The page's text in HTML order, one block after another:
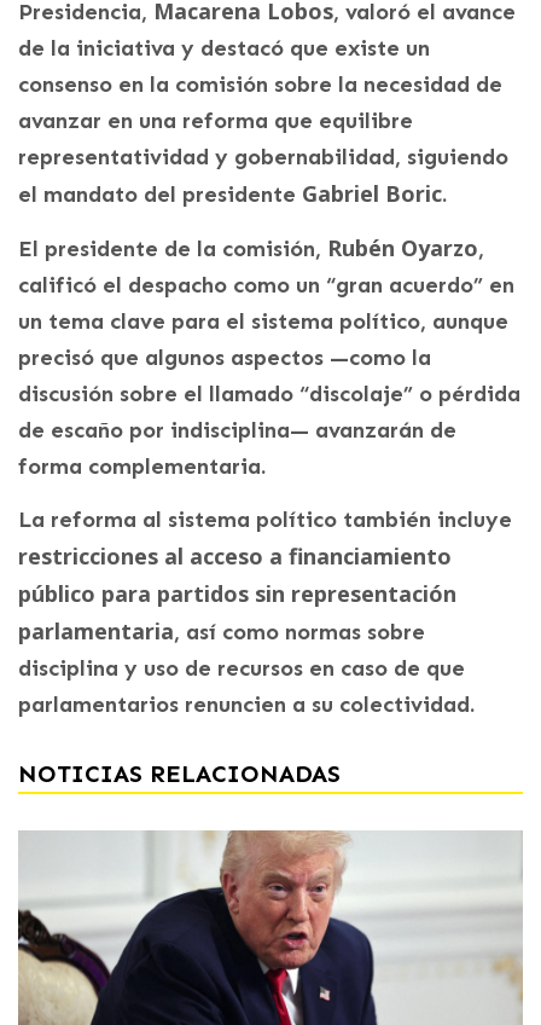
Presidencia, Macarena Lobos, valoró el avance
de la iniciativa y destacó que existe un
consenso en la comisión sobre la necesidad de
avanzar en una reforma que equilibre
representatividad y gobernabilidad, siguiendo
el mandato del presidente Gabriel Boric.
El presidente de la comisión, Rubén Oyarzo,
calificó el despacho como un “gran acuerdo” en
un tema clave para el sistema político, aunque
precisó que algunos aspectos —como la
discusión sobre el llamado “discolaje” o pérdida
de escaño por indisciplina— avanzarán de
forma complementaria.
La reforma al sistema político también incluye
restricciones al acceso a financiamiento
público para partidos sin representación
parlamentaria, así como normas sobre
disciplina y uso de recursos en caso de que
parlamentarios renuncien a su colectividad.
NOTICIAS RELACIONADAS